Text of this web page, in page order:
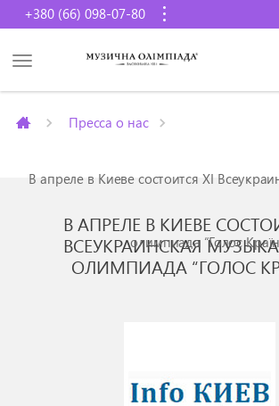
+380 (66) 098-07-80
Пресса о нас
В апреле в Киеве состоится XI
олимпиада “Голос
В АПРЕЛЕ В КИЕВЕ
ВСЕУКРАИНСКАЯ
ОЛИМПИАДА “ГОЛОС